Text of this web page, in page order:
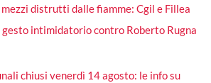
distrutti dalle fiamme: Cgil e Fillea
gesto intimidatorio contro Roberto Rugna
chiusi venerdì 14 agosto: le info su